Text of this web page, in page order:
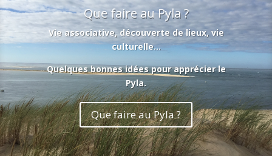
Que faire au Pyla ?
Vie associative, découverte de lieux, vie
culturelle…
Quelques bonnes idées pour apprécier le
Pyla.
Que faire au Pyla ?